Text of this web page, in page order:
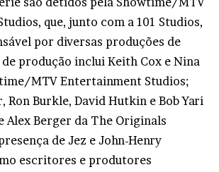
que, junto com a 101 Studios,
por diversas produções de
de produção inclui Keith Cox e Nina
MTV Entertainment Studios;
Ron Burkle, David Hutkin e Bob Yari
Alex Berger da The Originals
de Jez e John-Henry
escritores e produtores